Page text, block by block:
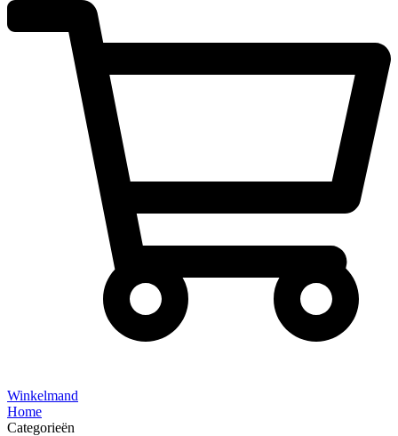
Winkelmand
Home
Categorieën